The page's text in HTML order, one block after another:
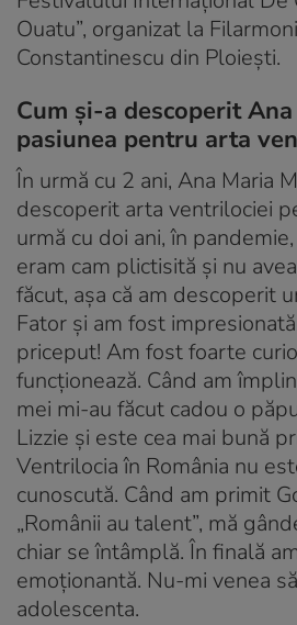
Ouatu”, organizat la
Constantinescu din Ploiești.
Cum și-a descoperit
pasiunea pentru arta
În urmă cu 2 ani, Ana Maria
descoperit arta ventrilociei
urmă cu doi ani, în
eram cam plictisită și nu
făcut, așa că am descoperit
Fator și am fost
priceput! Am fost foarte
funcționează. Când am
mei mi-au făcut cadou o
Lizzie și este cea mai bună
Ventrilocia în România nu
cunoscută. Când am primit
„Românii au talent”, mă
chiar se întâmplă. În finală
emoționantă. Nu-mi venea
adolescenta.